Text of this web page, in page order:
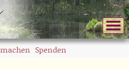
Spenden